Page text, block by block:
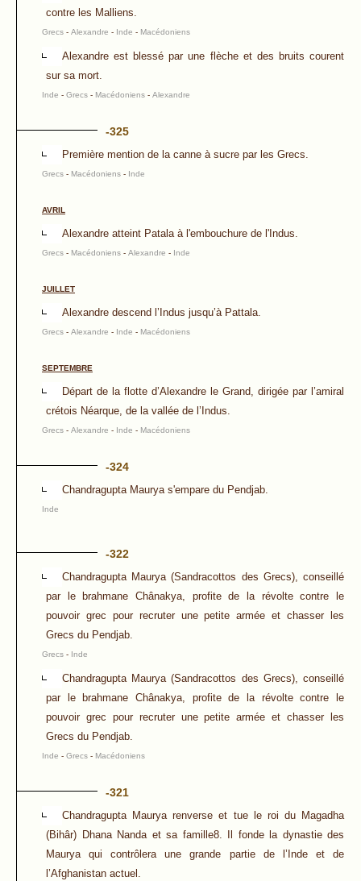
contre les Malliens.
Grecs - Alexandre - Inde - Macédoniens
Alexandre est blessé par une flèche et des bruits courent
sur sa mort.
Inde - Grecs - Macédoniens - Alexandre
-325
Première mention de la canne à sucre par les Grecs.
Grecs - Macédoniens - Inde
AVRIL
Alexandre atteint Patala à l'embouchure de l'Indus.
Grecs - Macédoniens - Alexandre - Inde
JUILLET
Alexandre descend l’Indus jusqu’à Pattala.
Grecs - Alexandre - Inde - Macédoniens
SEPTEMBRE
Départ de la flotte d’Alexandre le Grand, dirigée par l’amiral
crétois Néarque, de la vallée de l’Indus.
Grecs - Alexandre - Inde - Macédoniens
-324
Chandragupta Maurya s'empare du Pendjab.
Inde
-322
Chandragupta Maurya (Sandracottos des Grecs), conseillé
par le brahmane Chânakya, profite de la révolte contre le
pouvoir grec pour recruter une petite armée et chasser les
Grecs du Pendjab.
Grecs - Inde
Chandragupta Maurya (Sandracottos des Grecs), conseillé
par le brahmane Chânakya, profite de la révolte contre le
pouvoir grec pour recruter une petite armée et chasser les
Grecs du Pendjab.
Inde - Grecs - Macédoniens
-321
Chandragupta Maurya renverse et tue le roi du Magadha
(Bihâr) Dhana Nanda et sa famille8. Il fonde la dynastie des
Maurya qui contrôlera une grande partie de l’Inde et de
l’Afghanistan actuel.